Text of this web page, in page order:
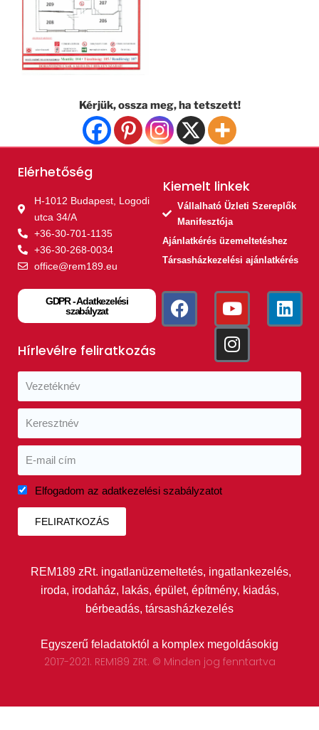
Kérjük, ossza meg, ha tetszett!
Elérhetőség
H-1012 Budapest, Logodi
utca 34/A
+36-30-701-1135
+36-30-268-0034
office@rem189.eu
GDPR - Adatkezelési
szabályzat
Kiemelt linkek​
Vállalható Üzleti Szereplők
Manifesztója
Ajánlatkérés üzemeltetéshez
Társasházkezelési ajánlatkérés
Hírlevélre feliratkozás
Elfogadom az adatkezelési szabályzatot
FELIRATKOZÁS
REM189 zRt. ingatlanüzemeltetés, ingatlankezelés,
iroda, irodaház, lakás, épület, építmény, kiadás,
bérbeadás, társasházkezelés
Egyszerű feladatoktól a komplex megoldásokig
2017-2021. REM189 ZRt. © Minden jog fenntartva